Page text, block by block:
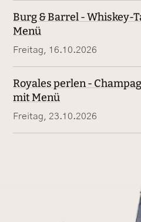
Burg & Barrel - Whiskey-
Menü
Freitag, 16.10.2026
Royales perlen -
mit Menü
Freitag, 23.10.2026